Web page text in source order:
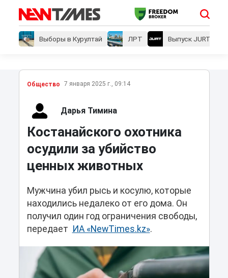
Выборы в Курултай ЛРТ Выпуск JURT
Общество 7 января 2025 г., 09:14
Дарья Тимина
Костанайского охотника
осудили за убийство
ценных животных
Мужчина убил рысь и косулю, которые
находились недалеко от его дома. Он
получил один год ограничения свободы,
передает ИА «NewTimes.kz».